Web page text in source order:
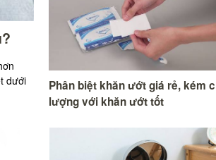
dưới
Phân biệt khăn ướt giá rẻ, kém
lượng với khăn ướt tốt